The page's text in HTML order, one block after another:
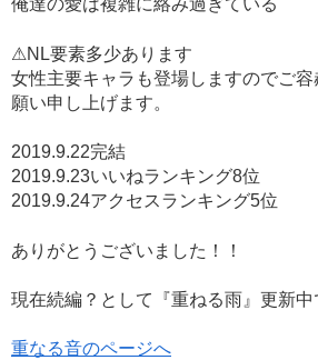
俺達の愛は複雑に絡み過ぎている
⚠NL要素多少あります
女性主要キャラも登場しますのでご
願い申し上げます。
2019.9.22完結
2019.9.23いいねランキング8位
2019.9.24アクセスランキング5位
ありがとうございました！！
現在続編？として『重ねる雨』更新中
重なる音のページへ